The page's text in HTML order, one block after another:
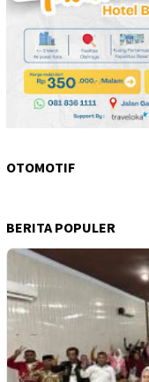
OTOMOTIF
BERITA POPULER